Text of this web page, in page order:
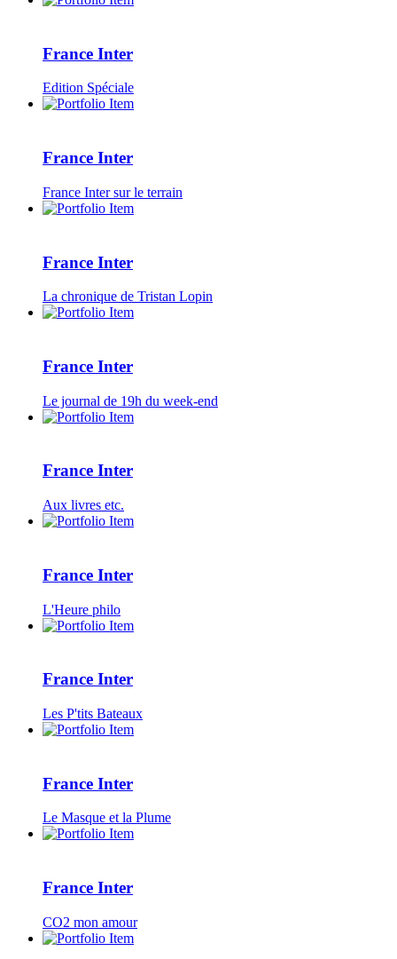
France Inter
Edition Spéciale
France Inter
France Inter sur le terrain
France Inter
La chronique de Tristan Lopin
France Inter
Le journal de 19h du week-end
France Inter
Aux livres etc.
France Inter
L'Heure philo
France Inter
Les P'tits Bateaux
France Inter
Le Masque et la Plume
France Inter
CO2 mon amour